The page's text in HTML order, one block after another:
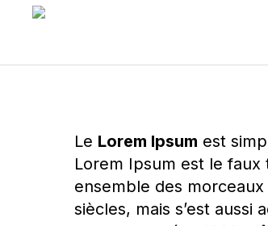
Le Lorem Ipsum est
Lorem Ipsum est le faux
ensemble des
siècles, mais s’est